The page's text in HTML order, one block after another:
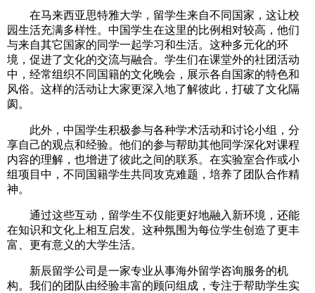
在马来西亚思特雅大学，留学生来自不同国家，这让校
园生活充满多样性。中国学生在这里的比例相对较高，他们
与来自其它国家的同学一起学习和生活。这种多元化的环
境，促进了文化的交流与融合。学生们在课堂外的社团活动
中，经常组织不同国籍的文化晚会，展示各自国家的特色和
风俗。这样的活动让大家更深入地了解彼此，打破了文化隔
阂。
此外，中国学生积极参与各种学术活动和讨论小组，分
享自己的观点和经验。他们的参与帮助其他同学深化对课程
内容的理解，也增进了彼此之间的联系。在实验室合作或小
组项目中，不同国籍学生共同攻克难题，培养了团队合作精
神。
通过这些互动，留学生不仅能更好地融入新环境，还能
在知识和文化上相互启发。这种氛围为每位学生创造了更丰
富、更有意义的大学生活。
新辰留学公司是一家专业从事海外留学咨询服务的机
构。我们的团队由经验丰富的顾问组成，专注于帮助学生实